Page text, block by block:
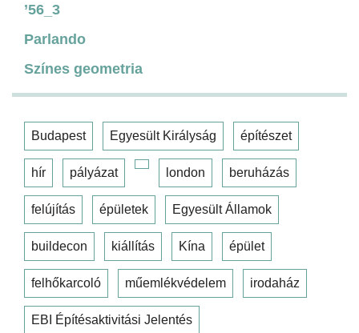
’56_3
Parlando
Színes geometria
Budapest Egyesült Királyság építészet
hír pályázat london beruházás
felújítás épületek Egyesült Államok
buildecon kiállítás Kína épület
felhőkarcoló műemlékvédelem irodaház
EBI Építésaktivitási Jelentés